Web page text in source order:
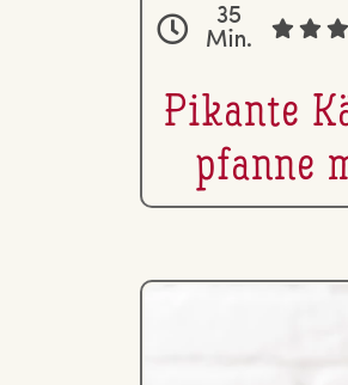
35
Min.
Pikante
pfan­ne